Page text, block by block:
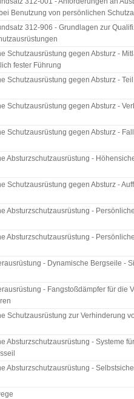
Benutzung von persönlichen
312-906 - Grundlagen zur
Schutzausrüstung gegen Absturz -
fester Führung
Schutzausrüstung gegen Absturz -
Schutzausrüstung gegen Absturz -
Schutzausrüstung gegen Absturz -
Absturzschutzausrüstung -
Schutzausrüstung gegen Absturz -
Absturzschutzausrüstung -
Absturzschutzausrüstung -
- Dynamische Bergseile -
- Fangstoßdämpfer für die
Schutzausrüstung zur Verhinderung
Absturzschutzausrüstung - Systeme
Absturzschutzausrüstung -